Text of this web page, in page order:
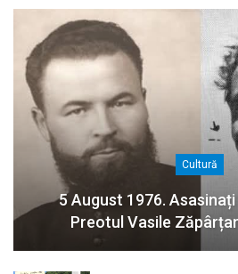
Cultură
5 August 1976.
Preotul Vasile